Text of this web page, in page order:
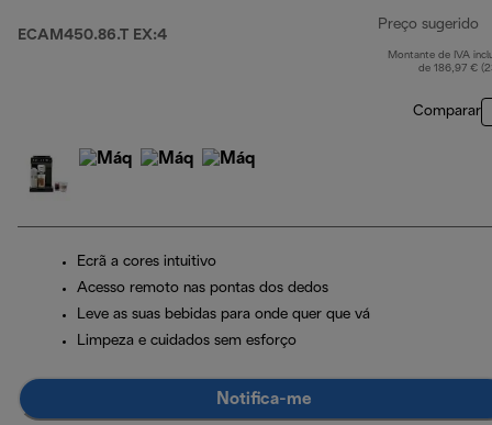
ECAM450.86.T EX:4
Preço sugerido
Montante de IVA
de 186,97 €
Comparar
Ecrã a cores intuitivo
Acesso remoto nas pontas dos dedos
Leve as suas bebidas para onde quer que vá
Limpeza e cuidados sem esforço
Notifica-me